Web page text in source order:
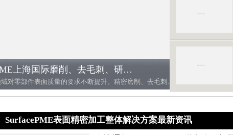
预登记省50元门票|SurfacePME上海国际磨削、去毛刺、研磨、抛光、清洗及真空镀膜展将于8月在上海举办！
伴随着新质生产力的发展，高端制造领域对零部件表面质量的要求不断提升。精密磨削、去毛刺、研磨、抛光、工业清洗、真空镀膜等卓越的表面精密加工技术可充分提升零部件的耐磨性、疲劳强度、耐蚀性、配合质量、工作精度等关键质量指标，从而保障零部件的可靠性及寿命。 Surface PME2026第四届上海国际磨削、去毛刺、研磨、抛光、清洗及真空镀膜展览会将于2026年8月12-14日在上海新国际博览中心W1馆举办，展会聚焦精密磨削/超精研技..
SurfacePME表面精密加工整体解决方案最新资讯